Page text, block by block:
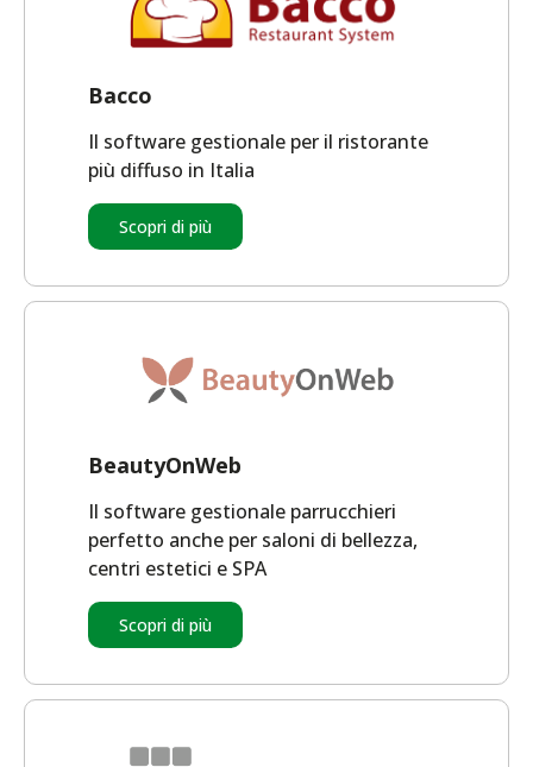
Bacco
Il software gestionale per il ristorante
più diffuso in Italia
Scopri di più
BeautyOnWeb
Il software gestionale parrucchieri
perfetto anche per saloni di bellezza,
centri estetici e SPA
Scopri di più